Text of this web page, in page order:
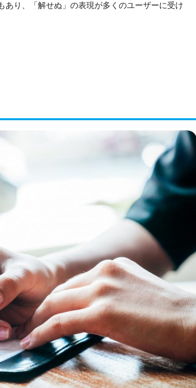
あり、「解せぬ」の表現が多くのユーザーに受け